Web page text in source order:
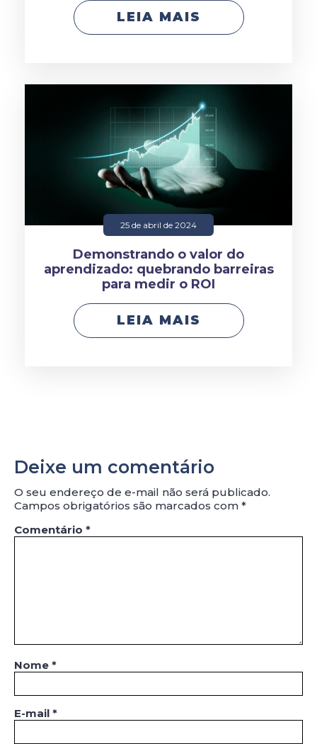
LEIA MAIS
25 de abril de 2024
Demonstrando o valor do
aprendizado: quebrando barreiras
para medir o ROI
LEIA MAIS
Deixe um comentário
O seu endereço de e-mail não será publicado.
Campos obrigatórios são marcados com *
Comentário *
Nome *
E-mail *